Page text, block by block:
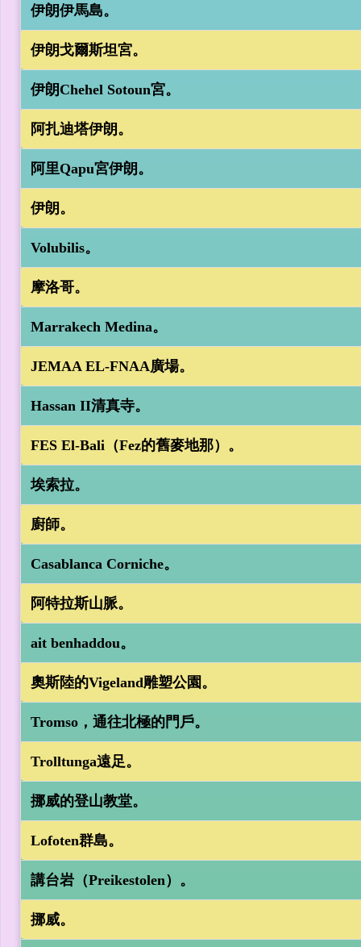
伊朗伊馬島。
伊朗戈爾斯坦宮。
伊朗Chehel Sotoun宮。
阿扎迪塔伊朗。
阿里Qapu宮伊朗。
伊朗。
Volubilis。
摩洛哥。
Marrakech Medina。
JEMAA EL-FNAA廣場。
Hassan II清真寺。
FES El-Bali（Fez的舊麥地那）。
埃索拉。
廚師。
Casablanca Corniche。
阿特拉斯山脈。
ait benhaddou。
奧斯陸的Vigeland雕塑公園。
Tromso，通往北極的門戶。
Trolltunga遠足。
挪威的登山教堂。
Lofoten群島。
講台岩（Preikestolen）。
挪威。